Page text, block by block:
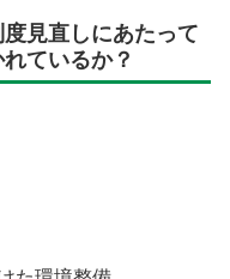
見直しにあたって
ているか？